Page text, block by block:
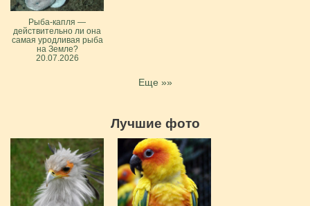
Рыба-капля —
действительно ли она
самая уродливая рыба
на Земле?
20.07.2026
Еще »»
Лучшие фото